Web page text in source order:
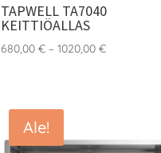
TAPWELL TA7040
KEITTIÖALLAS
680,00 € – 1020,00 €Hintaluokka:
Ale!